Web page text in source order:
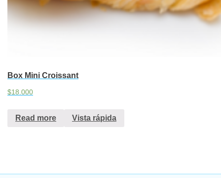
Box Mini Croissant
$18.000
Read more Vista rápida